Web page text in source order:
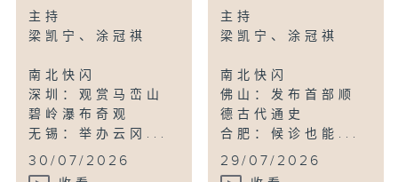
主持
梁凯宁、涂冠祺
南北快闪
深圳：观赏马峦山
碧岭瀑布奇观
无锡：举办云冈...
30/07/2026
主持
梁凯宁、涂冠祺
南北快闪
佛山：发布首部顺
德古代通史
合肥：候诊也能...
29/07/2026